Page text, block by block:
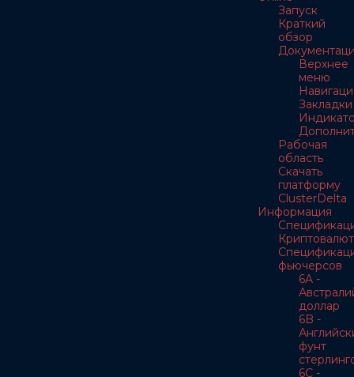
Запуск
Краткий
обзор
Верхнее
меню
Закладки
Рабочая
область
Скачать
платформу
ClusterDelta
Информация
Криптовалют
фьючерсов
6A -
доллар
6B -
фунт
6C -